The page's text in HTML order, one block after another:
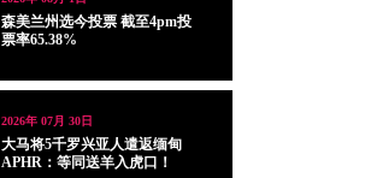
森美兰州选今投票 截至4pm投
票率65.38%
2026年 07月 30日
大马将5千罗兴亚人遣返缅甸
APHR：等同送羊入虎口！